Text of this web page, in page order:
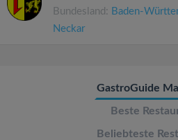
Bundesland: Baden-
Neckar
GastroGuide
Beste
Beliebteste
g